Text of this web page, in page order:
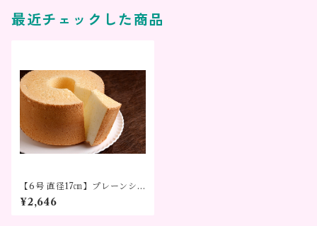
最近チェックした商品
【6号 直径17㎝】プレーンシ
フォンケーキ（デコレーショ
ンなし）
¥2,646